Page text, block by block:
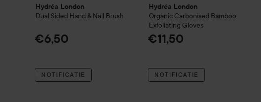
Hydréa London
Dual Sided Hand & Nail Brush
€6,50
NOTIFICATIE
Hydréa London
Organic Carbonised Bamboo
Exfoliating Gloves
€11,50
NOTIFICATIE